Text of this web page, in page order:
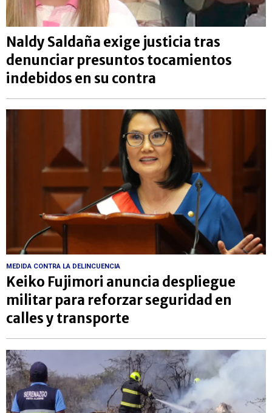
Naldy Saldaña exige justicia tras
denunciar presuntos tocamientos
indebidos en su contra
MEDIDA CONTRA LA DELINCUENCIA
Keiko Fujimori anuncia despliegue
militar para reforzar seguridad en
calles y transporte